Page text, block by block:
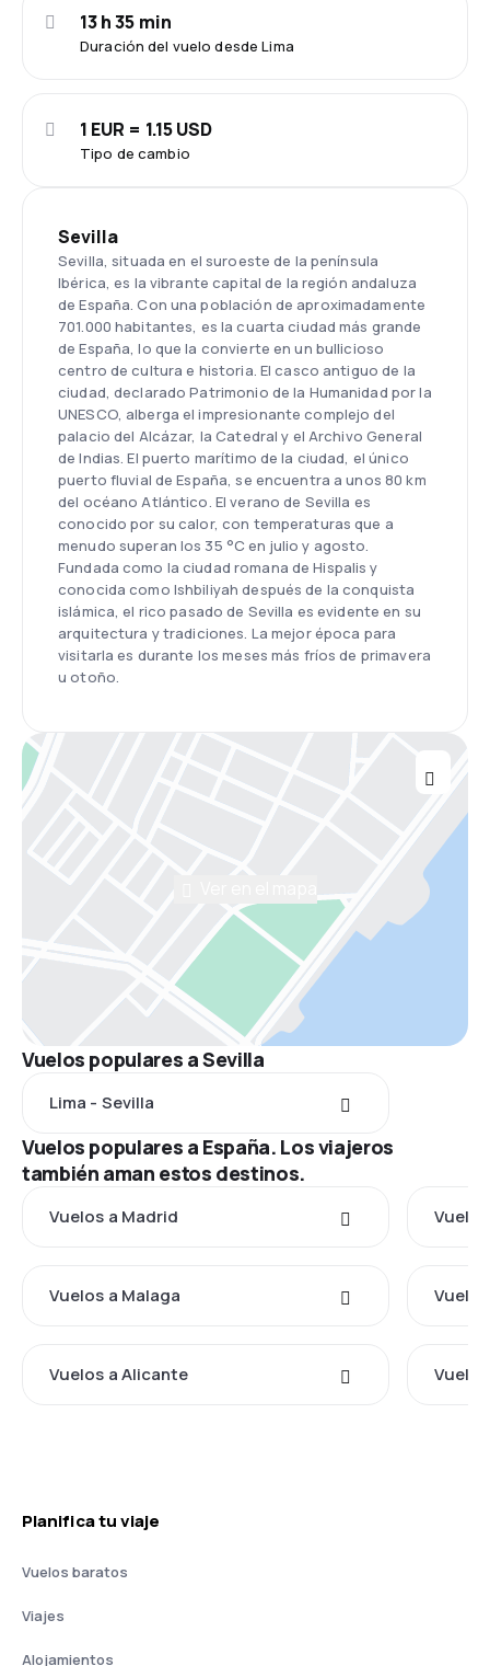
Duración del vuelo desde Lima
13 h 35 min
Tipo de cambio
1 EUR = 1.15 USD
Sevilla
Sevilla, situada en el suroeste de la península
Ibérica, es la vibrante capital de la región andaluza
de España. Con una población de aproximadamente
701.000 habitantes, es la cuarta ciudad más grande
de España, lo que la convierte en un bullicioso
centro de cultura e historia. El casco antiguo de la
ciudad, declarado Patrimonio de la Humanidad por la
UNESCO, alberga el impresionante complejo del
palacio del Alcázar, la Catedral y el Archivo General
de Indias. El puerto marítimo de la ciudad, el único
puerto fluvial de España, se encuentra a unos 80 km
del océano Atlántico. El verano de Sevilla es
conocido por su calor, con temperaturas que a
menudo superan los 35 °C en julio y agosto.
Fundada como la ciudad romana de Hispalis y
conocida como Ishbiliyah después de la conquista
islámica, el rico pasado de Sevilla es evidente en su
arquitectura y tradiciones. La mejor época para
visitarla es durante los meses más fríos de primavera
u otoño.
Vuelos populares a Sevilla
Lima - Sevilla
Vuelos populares a España. Los viajeros
también aman estos destinos.
Vuelos a Madrid
Vuelos a Malaga
Vuelos a Alicante
Planifica tu viaje
Vuelos baratos
Viajes
Alojamientos